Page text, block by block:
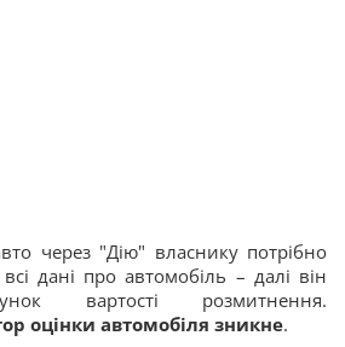
через "Дію" власнику потрібно
дані про автомобіль – далі він
вартості розмитнення.
оцінки автомобіля зникне.